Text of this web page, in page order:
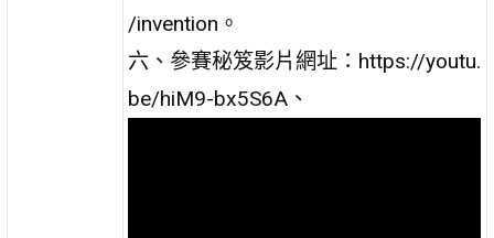
/invention。
六、參賽秘笈影片網址：https://youtu.
be/hiM9-bx5S6A、